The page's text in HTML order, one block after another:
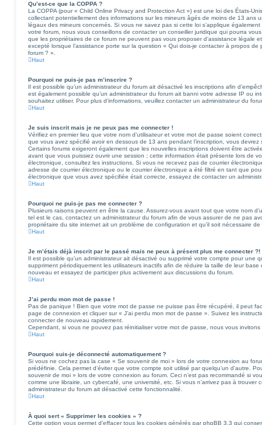
Qu’est-ce que la COPPA ?
La COPPA (pour « Child Online Privacy and Protection Act ») est une loi des États-
collectant potentiellement des informations sur les mineurs âgés de moins de 13 ans
légaux des mineurs concernés. Si vous ne savez pas si cette loi s’applique
votre forum, nous vous conseillons de contacter un conseiller juridique qui pourra
que les propriétaires de ce forum ne peuvent pas vous proposer d’assistance légale
excepté lorsque l’assistance porte sur la question « Qui dois-je contacter à propos de
forum ? ».
Haut
Pourquoi ne puis-je pas m’inscrire ?
Il est possible qu’un administrateur du forum ait désactivé les inscriptions afin
est également possible qu’un administrateur du forum ait banni votre adresse IP ou
souhaitez utiliser. Pour plus d’informations, veuillez contacter un administrateur du
Haut
Je suis inscrit mais je ne peux pas me connecter !
Vérifiez en premier lieu que votre nom d’utilisateur et votre mot de passe soient
que vous avez spécifié avoir en dessous de 13 ans pendant l’inscription, vous
Certains forums exigeront également que les nouvelles inscriptions doivent être
avant que vous puissiez ouvrir une session ; cette information était présente lors de
électronique, consultez les instructions. Si vous ne recevez pas de courrier
adresse de courrier électronique ou le courrier électronique a été filtré en tant que
électronique que vous avez spécifiée était correcte, essayez de contacter un
Haut
Pourquoi ne puis-je pas me connecter ?
Plusieurs raisons peuvent en être la cause. Assurez-vous avant tout que votre nom
tel est le cas, contactez un administrateur du forum afin de vous assurer de ne pas
propriétaire du site internet ait un problème de configuration et qu’il soit nécessaire de
Haut
Je m’étais déjà inscrit par le passé mais ne peux à présent plus me connecter ?!
Il est possible qu’un administrateur ait désactivé ou supprimé votre compte pour une
suppriment périodiquement les utilisateurs inactifs afin de réduire la taille de leur
nouveau et essayez de participer plus activement aux discussions du forum.
Haut
J’ai perdu mon mot de passe !
Pas de panique ! Bien que votre mot de passe ne puisse pas être récupéré, il peut
page de connexion et cliquer sur « J’ai perdu mon mot de passe ». Suivez les
connecter de nouveau rapidement.
Cependant, si vous ne pouvez pas réinitialiser votre mot de passe, nous vous
Haut
Pourquoi suis-je déconnecté automatiquement ?
Si vous ne cochez pas la case « Se souvenir de moi » lors de votre connexion au
prédéfinie. Cela permet d’éviter que votre compte soit utilisé par quelqu’un d’autre.
souvenir de moi » lors de votre connexion au forum. Ceci n’est pas recommandé si
comme une librairie, un cybercafé, une université, etc. Si vous n’arrivez pas à trouver
administrateur du forum ait désactivé cette fonctionnalité.
Haut
À quoi sert « Supprimer les cookies » ?
Cette option vous permet d’effacer tous les cookies générés par phpBB 3.3 qui